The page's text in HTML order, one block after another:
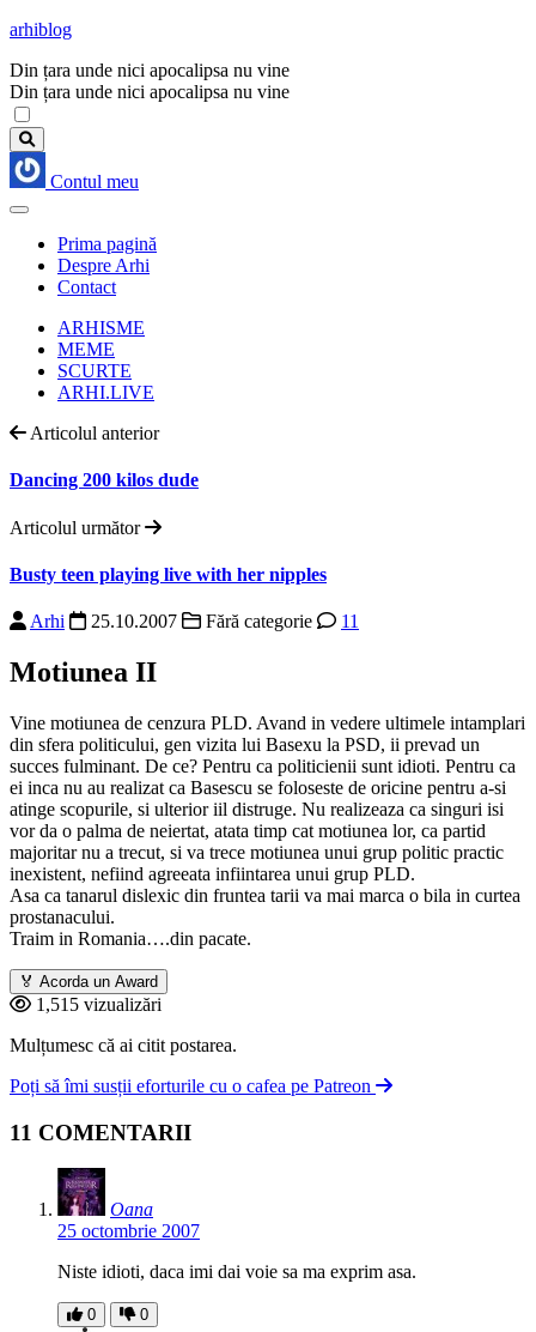
arhiblog
Din țara unde nici apocalipsa nu vine
Din țara unde nici apocalipsa nu vine
Contul meu
Prima pagină
Despre Arhi
Contact
ARHISME
MEME
SCURTE
ARHI.LIVE
Articolul anterior
Dancing 200 kilos dude
Articolul următor
Busty teen playing live with her nipples
Arhi 25.10.2007 Fără categorie 11
Motiunea II
Vine motiunea de cenzura PLD. Avand in vedere ultimele intamplari
din sfera politicului, gen vizita lui Basexu la PSD, ii prevad un
succes fulminant. De ce? Pentru ca politicienii sunt idioti. Pentru ca
ei inca nu au realizat ca Basescu se foloseste de oricine pentru a-si
atinge scopurile, si ulterior iil distruge. Nu realizeaza ca singuri isi
vor da o palma de neiertat, atata timp cat motiunea lor, ca partid
majoritar nu a trecut, si va trece motiunea unui grup politic practic
inexistent, nefiind agreeata infiintarea unui grup PLD.
Asa ca tanarul dislexic din fruntea tarii va mai marca o bila in curtea
prostanacului.
Traim in Romania….din pacate.
🏅 Acorda un Award
1,515 vizualizări
Mulțumesc că ai citit postarea.
Poți să îmi susții eforturile cu o cafea pe Patreon
11 COMENTARII
Oana
25 octombrie 2007
Niste idioti, daca imi dai voie sa ma exprim asa.
0 0